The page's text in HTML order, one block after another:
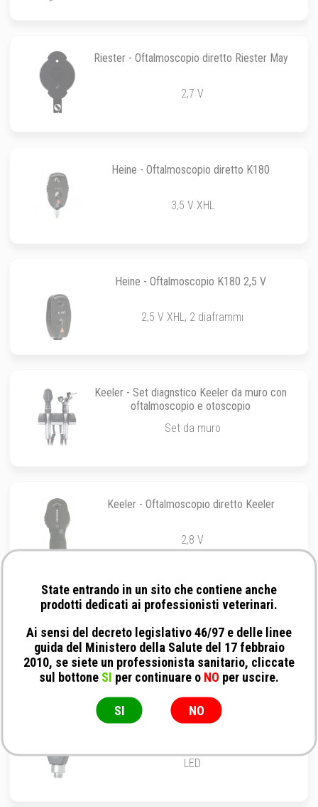
Riester - Oftalmoscopio diretto Riester May
2,7 V
Heine - Oftalmoscopio diretto K180
3,5 V XHL
Heine - Oftalmoscopio K180 2,5 V
2,5 V XHL, 2 diaframmi
Keeler - Set diagnstico Keeler da muro con
oftalmoscopio e otoscopio
Set da muro
Keeler - Oftalmoscopio diretto Keeler
2,8 V
Keeler - Oftalmoscopio diretto 2.8V
2.8V
Heine - Oftalmoscopio Mini 3000 LED
LED
State entrando in un sito che contiene anche
prodotti dedicati ai professionisti veterinari.
Ai sensi del decreto legislativo 46/97 e delle linee
guida del Ministero della Salute del 17 febbraio
2010, se siete un professionista sanitario, cliccate
sul bottone SI per continuare o NO per uscire.
SI NO